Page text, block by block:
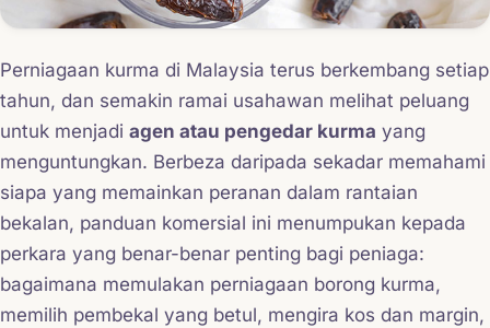
Perniagaan kurma di Malaysia terus berkembang setiap
tahun, dan semakin ramai usahawan melihat peluang
untuk menjadi agen atau pengedar kurma yang
menguntungkan. Berbeza daripada sekadar memahami
siapa yang memainkan peranan dalam rantaian
bekalan, panduan komersial ini menumpukan kepada
perkara yang benar-benar penting bagi peniaga:
bagaimana memulakan perniagaan borong kurma,
memilih pembekal yang betul, mengira kos dan margin,